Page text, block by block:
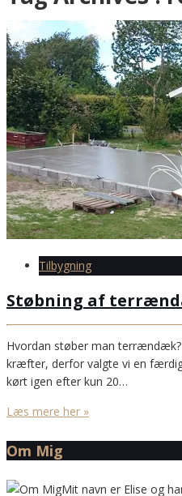
Tilbygning
Støbning af
Hvordan støber man
kræfter, derfor valgte vi en
kørt igen efter kun 20…
Læs mere her »
Om Mig
Mit navn er Elise og